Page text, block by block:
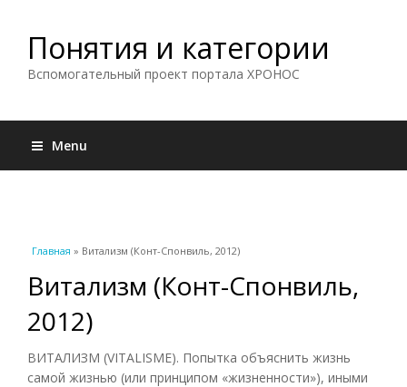
Понятия и категории
Вспомогательный проект портала ХРОНОС
Menu
Вы здесь
Главная » Витализм (Конт-Спонвиль, 2012)
Витализм (Конт-Спонвиль,
2012)
ВИТАЛИЗМ (VITALISME). Попытка объяснить жизнь
самой жизнью (или принципом «жизненности»), иными